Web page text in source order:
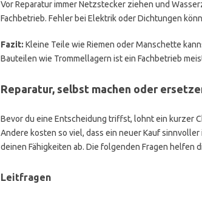
Vor Reparatur immer Netzstecker ziehen und
Fachbetrieb. Fehler bei Elektrik oder Dichtungen
Fazit: Kleine Teile wie Riemen oder Manschette
Bauteilen wie Trommellagern ist ein Fachbetrieb
Reparatur, selbst machen oder
Bevor du eine Entscheidung triffst, lohnt ein kurzer
Andere kosten so viel, dass ein neuer Kauf
deinen Fähigkeiten ab. Die folgenden Fragen helfen
Leitfragen